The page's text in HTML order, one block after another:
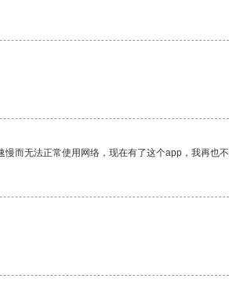
而无法正常使用网络，现在有了这个app，我再也不